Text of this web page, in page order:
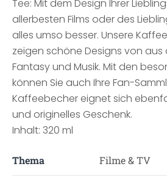
Tee: Mit dem Design Ihrer
allerbesten Films oder des
alles umso besser. Unsere
zeigen schöne Designs von aus
Fantasy und Musik. Mit den
können Sie auch Ihre Fan-
Kaffeebecher eignet sich
und originelles Geschenk.
Inhalt: 320 ml
Thema Filme & TV